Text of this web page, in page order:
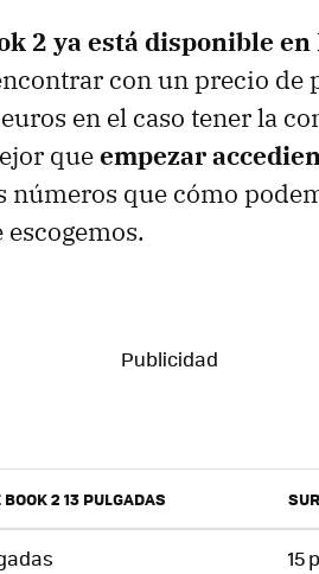
2 ya está disponible en
con un precio de
en el caso tener la
queempezar
números que cómo
BOOK 2 13 PULGADAS
15